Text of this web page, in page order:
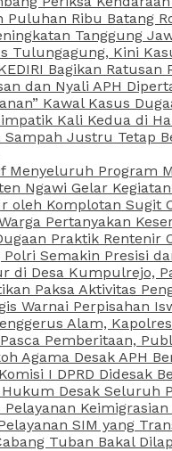
Ribu Batang
Tanggung
Tulungagung, Kini
Bagikan Ratusan
dan Nyali APH
Kawal Kasus
Kali Kedua di
Justru Tetap
Menyeluruh Program
Ngawi Gelar
oleh Komplotan Sugit
Pertanyakan
Praktik Rentenir
Semakin Presisi
di Desa Kumpulrejo,
Paksa Aktivitas
Warnai Perpisahan
Alam,
Pemberitaan,
Agama Desak APH
I DPRD Didesak
Desak Seluruh
SIM yang
Tuban Bakal